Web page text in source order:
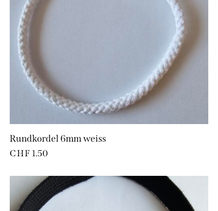
Rundkordel 6mm weiss
CHF 1.50